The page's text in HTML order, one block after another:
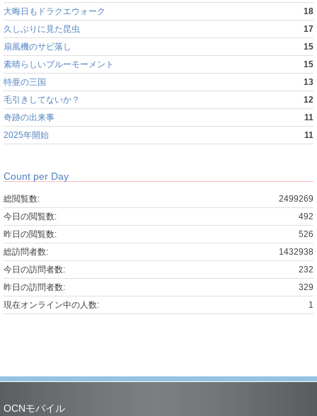
大晦日もドラクエウォーク
18
久しぶりに見た昆虫
17
扇風機のサビ落し
15
素晴らしいブルーモーメント
15
特亜の三国
13
毛引きしてないか？
12
奇跡の出来事
11
2025年開始
11
Count per Day
2499269
総閲覧数:
492
今日の閲覧数:
526
昨日の閲覧数:
1432938
総訪問者数:
232
今日の訪問者数:
329
昨日の訪問者数:
1
現在オンライン中の人数:
OCNモバイル